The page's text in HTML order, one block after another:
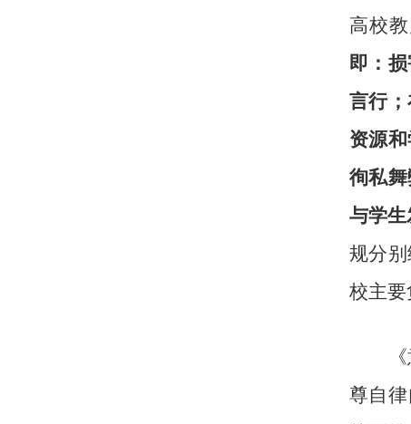
高校
即：
言行
资源
徇私
与学生
规分
校主要
尊自